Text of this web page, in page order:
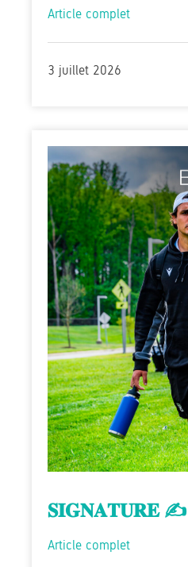
Article complet
3 juillet 2026
𝐒𝐈𝐆𝐍𝐀𝐓𝐔𝐑𝐄 ✍️
Article complet